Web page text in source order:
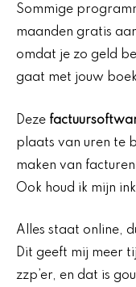
Sommige
maanden gratis
omdat je zo geld
gaat met jouw
Deze
plaats van uren te
maken van
Ook houd ik mijn
Alles staat online,
Dit geeft mij meer
zzp’er, en dat is